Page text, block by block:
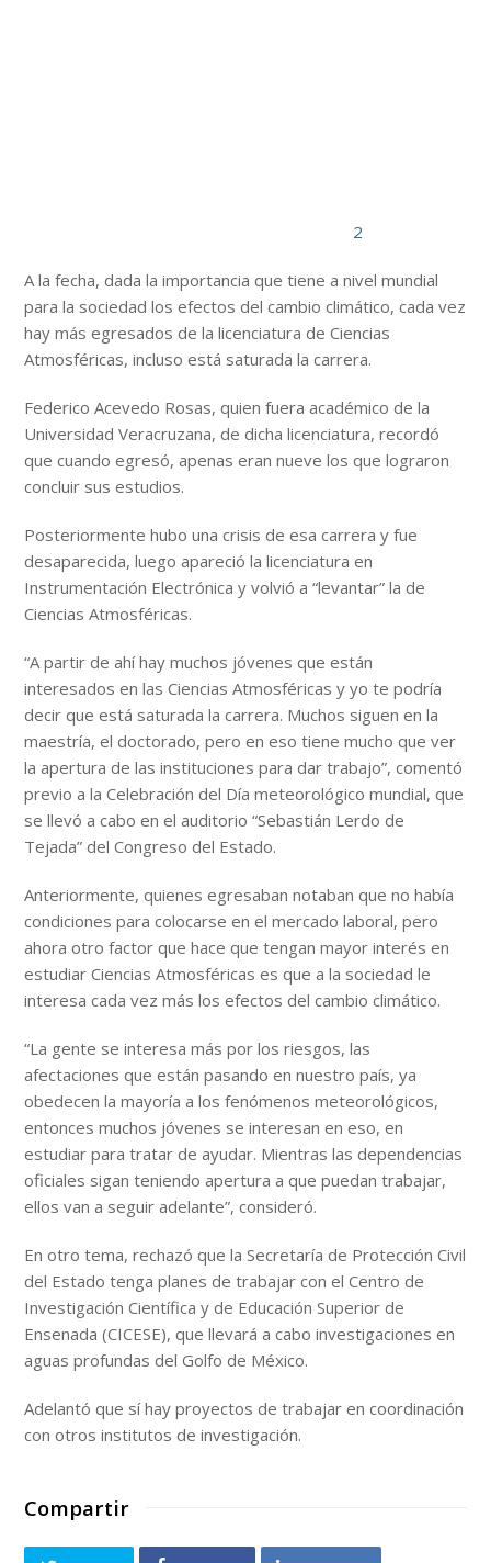
2
A la fecha, dada la importancia que tiene a nivel mundial
para la sociedad los efectos del cambio climático, cada vez
hay más egresados de la licenciatura de Ciencias
Atmosféricas, incluso está saturada la carrera.
Federico Acevedo Rosas, quien fuera académico de la
Universidad Veracruzana, de dicha licenciatura, recordó
que cuando egresó, apenas eran nueve los que lograron
concluir sus estudios.
Posteriormente hubo una crisis de esa carrera y fue
desaparecida, luego apareció la licenciatura en
Instrumentación Electrónica y volvió a “levantar” la de
Ciencias Atmosféricas.
“A partir de ahí hay muchos jóvenes que están
interesados en las Ciencias Atmosféricas y yo te podría
decir que está saturada la carrera. Muchos siguen en la
maestría, el doctorado, pero en eso tiene mucho que ver
la apertura de las instituciones para dar trabajo”, comentó
previo a la Celebración del Día meteorológico mundial, que
se llevó a cabo en el auditorio “Sebastián Lerdo de
Tejada” del Congreso del Estado.
Anteriormente, quienes egresaban notaban que no había
condiciones para colocarse en el mercado laboral, pero
ahora otro factor que hace que tengan mayor interés en
estudiar Ciencias Atmosféricas es que a la sociedad le
interesa cada vez más los efectos del cambio climático.
“La gente se interesa más por los riesgos, las
afectaciones que están pasando en nuestro país, ya
obedecen la mayoría a los fenómenos meteorológicos,
entonces muchos jóvenes se interesan en eso, en
estudiar para tratar de ayudar. Mientras las dependencias
oficiales sigan teniendo apertura a que puedan trabajar,
ellos van a seguir adelante”, consideró.
En otro tema, rechazó que la Secretaría de Protección Civil
del Estado tenga planes de trabajar con el Centro de
Investigación Científica y de Educación Superior de
Ensenada (CICESE), que llevará a cabo investigaciones en
aguas profundas del Golfo de México.
Adelantó que sí hay proyectos de trabajar en coordinación
con otros institutos de investigación.
Compartir